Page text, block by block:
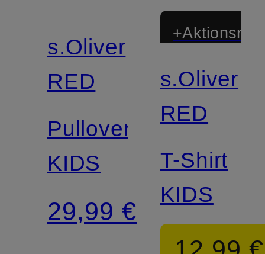
s.Oliver
RED
Pullover
KIDS
29,99 €
s.Oliver
RED
T-Shirt
KIDS